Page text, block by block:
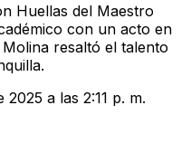
Huellas del Maestro
con un acto en
resaltó el talento
a las 2:11 p. m.